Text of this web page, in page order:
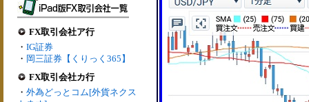
FX取引会社ア行
・ IG証券
・ 岡三証券【くりっく365】
FX取引会社カ行
・ 外為どっとコム[外貨ネクス